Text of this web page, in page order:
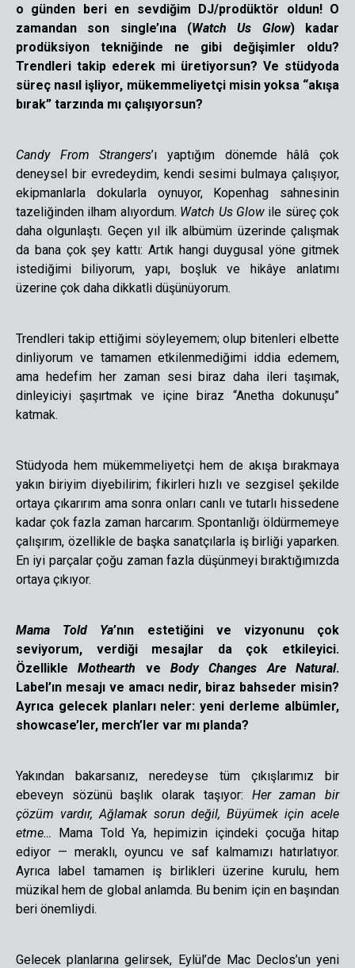
o günden beri en sevdiğim DJ/prodüktör oldun! O
zamandan son single’ına (Watch Us Glow) kadar
prodüksiyon tekniğinde ne gibi değişimler oldu?
Trendleri takip ederek mi üretiyorsun? Ve stüdyoda
süreç nasıl işliyor, mükemmeliyetçi misin yoksa “akışa
bırak” tarzında mı çalışıyorsun?
Candy From Strangers’ı yaptığım dönemde hâlâ çok
deneysel bir evredeydim, kendi sesimi bulmaya çalışıyor,
ekipmanlarla dokularla oynuyor, Kopenhag sahnesinin
tazeliğinden ilham alıyordum. Watch Us Glowile süreç çok
daha olgunlaştı. Geçen yıl ilk albümüm üzerinde çalışmak
da bana çok şey kattı: Artık hangi duygusal yöne gitmek
istediğimi biliyorum, yapı, boşluk ve hikâye anlatımı
üzerine çok daha dikkatli düşünüyorum.
Trendleri takip ettiğimi söyleyemem; olup bitenleri elbette
dinliyorum ve tamamen etkilenmediğimi iddia edemem,
ama hedefim her zaman sesi biraz daha ileri taşımak,
dinleyiciyi şaşırtmak ve içine biraz “Anetha dokunuşu”
katmak.
Stüdyoda hem mükemmeliyetçi hem de akışa bırakmaya
yakın biriyim diyebilirim; fikirleri hızlı ve sezgisel şekilde
ortaya çıkarırım ama sonra onları canlı ve tutarlı hissedene
kadar çok fazla zaman harcarım. Spontanlığı öldürmemeye
çalışırım, özellikle de başka sanatçılarla iş birliği yaparken.
En iyi parçalar çoğu zaman fazla düşünmeyi bıraktığımızda
ortaya çıkıyor.
Mama Told Ya’nın estetiğini ve vizyonunu çok
seviyorum, verdiği mesajlar da çok etkileyici.
ÖzellikleMothearth veBody Changes Are Natural.
Label’ın mesajı ve amacı nedir, biraz bahseder misin?
Ayrıca gelecek planları neler: yeni derleme albümler,
showcase’ler, merch’ler var mı planda?
Yakından bakarsanız, neredeyse tüm çıkışlarımız bir
ebeveyn sözünü başlık olarak taşıyor: Her zaman bir
çözüm vardır, Ağlamak sorun değil, Büyümek için acele
etme… Mama Told Ya, hepimizin içindeki çocuğa hitap
ediyor — meraklı, oyuncu ve saf kalmamızı hatırlatıyor.
Ayrıca label tamamen iş birlikleri üzerine kurulu, hem
müzikal hem de global anlamda. Bu benim için en başından
beri önemliydi.
Gelecek planlarına gelirsek, Eylül’de Mac Declos’un yeni